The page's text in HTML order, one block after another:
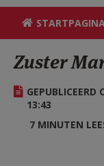
HULP
Zuster
13:43
7 MINUTEN